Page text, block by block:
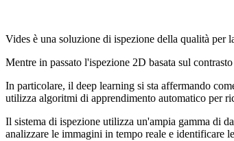
Vides è una soluzione di ispezione della qualità per
Mentre in passato l'ispezione 2D basata sul
In particolare, il deep learning si sta affermando
utilizza algoritmi di apprendimento automatico per
Il sistema di ispezione utilizza un'ampia gamma di
analizzare le immagini in tempo reale e identificare